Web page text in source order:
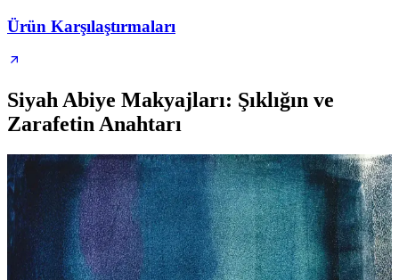
Ürün Karşılaştırmaları
Siyah Abiye Makyajları: Şıklığın ve
Zarafetin Anahtarı